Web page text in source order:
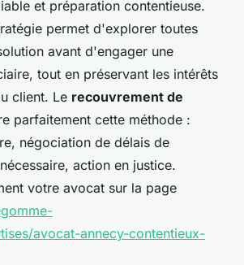
et préparation contentieuse.
permet d'explorer toutes
avant d'engager une
tout en préservant les intérêts
client. Le recouvrement de
parfaitement cette méthode :
négociation de délais de
action en justice.
votre avocat sur la page
avocat-annecy-contentieux-